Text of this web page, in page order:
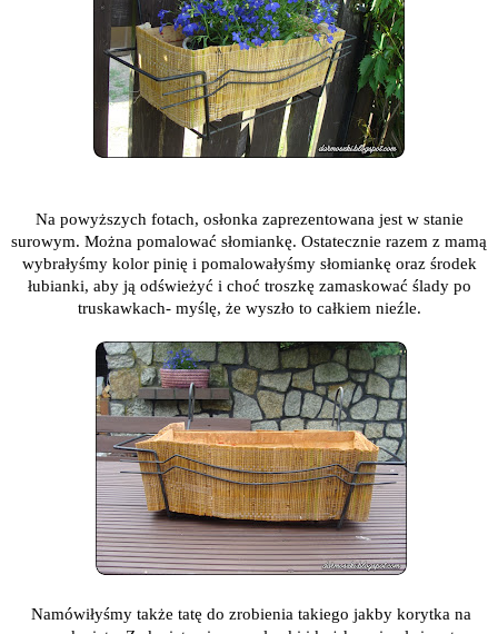
Na powyższych fotach, osłonka zaprezentowana jest w stanie
surowym. Można pomalować słomiankę. Ostatecznie razem z mamą
wybrałyśmy kolor pinię i pomalowałyśmy słomiankę oraz środek
łubianki, aby ją odświeżyć i choć troszkę zamaskować ślady po
truskawkach- myślę, że wyszło to całkiem nieźle.
Namówiłyśmy także tatę do zrobienia takiego jakby korytka na